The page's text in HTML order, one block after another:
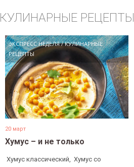
КУЛИНАРНЫЕ РЕЦЕПТЫ
ЭКСПРЕСС НЕДЕЛЯ/КУЛИНАРНЫЕ
РЕЦЕПТЫ
20 март
Хумус – и не только
​ Хумус классический, ​ Хумус со